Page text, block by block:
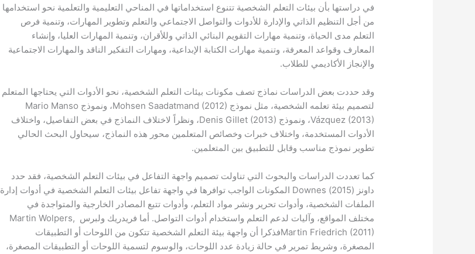
في دراستها بأن بيئات التعلم الشخصية تتنوع استخداماتها في المناحي التعليمية والتعلمية نحو استخدامها
من أجل التنظيم الذاتي والإدارة للأدوات والتواصل الاجتماعي والتعلم وتطوير المهارات، وتنمية فرص
التعلم مدى الحياة، وتنمية مهارات التقويم البنائي الذاتي وللأقران، وتنمية المهارات العليا، وإنشاء
المعارف وقواعد المعرفة، وتنمية مهارات الكتابة الإبداعية، ومهارات التفكير الناقد والمهارات الاجتماعية
والإنجاز الأكاديمي للطلاب.
وقد حددت بعض الدراسات نماذج تصف مكونات بيئات التعلم الشخصية، نحو الأدوات التي يحتاجها المتعلم
لتصميم بيئة تعلمه الشخصية، مثل نموذج Mohsen Saadatmand (2012)، ونموذج Mario Manso
Vázquez (2013)، ونموذج Denis Gillet (2013)، ونظراً لاختلاف النماذج في بعض التفاصيل، واختلاف
الأدوات المستخدمة، واختلاف خبرات وخصائص المتعلمين محور هذه النماذج، سيحاول البحث الحالي
تطوير نموذج مناسب وقابل للتطبيق بين المتعلمين.
كما تعددت الدراسات والبحوث التي تناولت تصميم واجهة التفاعل في بيئات التعلم الشخصية، فقد حدد
داونز (2015) Downes المكونات الواجب توافرها في واجهة تفاعل بيئات التعلم الشخصية في أدوات إدارة
الملفات الشخصية، وأدوات تحرير ونشر مواد التعلم، وأدوات تتبع المصادر الخارجية والمتواجدة في
مختلف المواقع، وآليات لدعم التعلم واستخدام أدوات التواصل. أما فريدريك ولبرس Martin Wolpers,
Martin Friedrich (2011)فذكرا أن واجهة بيئة التعلم الشخصية تتكون من اللوحات أو التطبيقات
المصغرة، وشريط تمرير في حالة زيادة عدد اللوحات، والوسوم لتسمية اللوحات أو التطبيقات المصغرة،